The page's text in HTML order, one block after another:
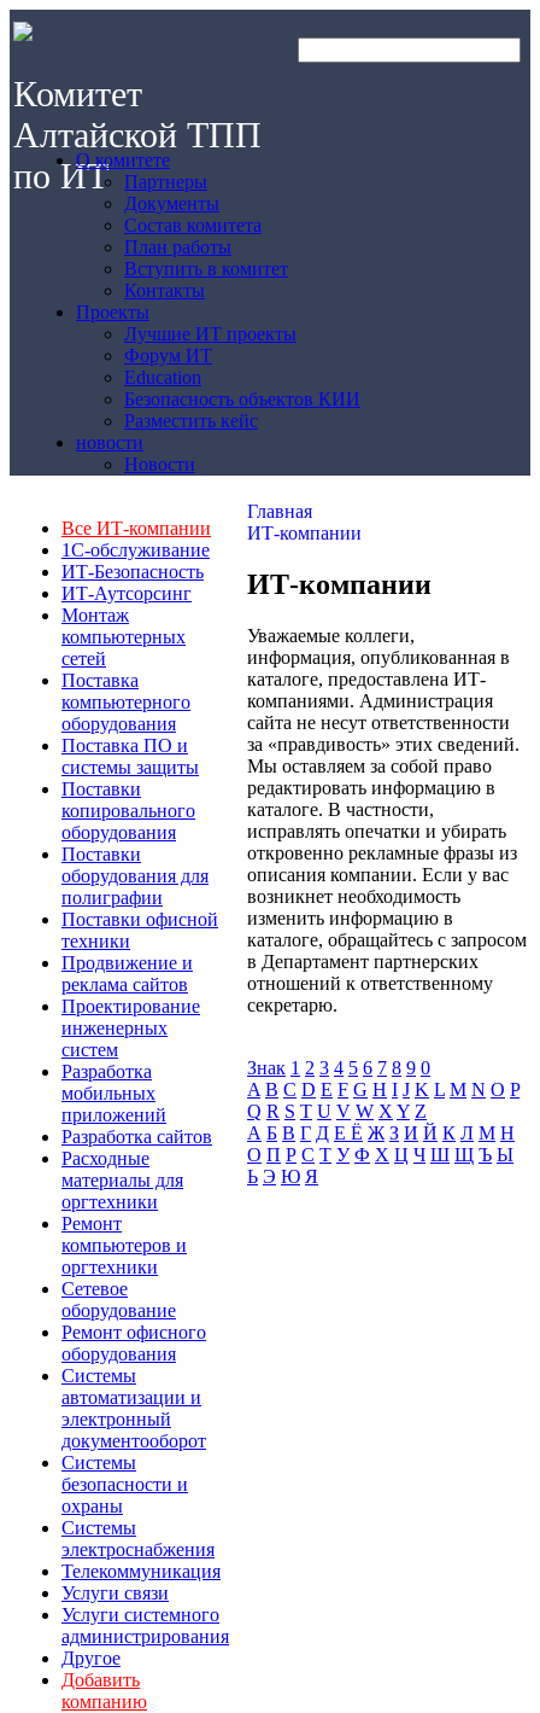
Комитет
Алтайской ТПП
по ИТО комитете
Партнеры
Документы
Состав комитета
План работы
Вступить в комитет
Контакты
Проекты
Лучшие ИТ проекты
Форум ИТ
Education
Безопасность объектов КИИ
Разместить кейс
новости
Новости
Все ИТ-компании
1С-обслуживание
ИТ-Безопасность
ИТ-Аутсорсинг
Монтаж
компьютерных
сетей
Поставка
компьютерного
оборудования
Поставка ПО и
системы защиты
Поставки
копировального
оборудования
Поставки
оборудования для
полиграфии
Поставки офисной
техники
Продвижение и
реклама сайтов
Проектирование
инженерных
систем
Разработка
мобильных
приложений
Разработка сайтов
Расходные
материалы для
оргтехники
Ремонт
компьютеров и
оргтехники
Сетевое
оборудование
Ремонт офисного
оборудования
Системы
автоматизации и
электронный
документооборот
Системы
безопасности и
охраны
Системы
электроснабжения
Телекоммуникация
Услуги связи
Услуги системного
администрирования
Другое
Добавить
компанию
Главная
ИТ-компании
ИТ-компании
Уважаемые коллеги,
информация, опубликованная в
каталоге, предоставлена ИТ-
компаниями. Администрация
сайта не несут ответственности
за «правдивость» этих сведений.
Мы оставляем за собой право
редактировать информацию в
каталоге. В частности,
исправлять опечатки и убирать
откровенно рекламные фразы из
описания компании. Если у вас
возникнет необходимость
изменить информацию в
каталоге, обращайтесь с запросом
в Департамент партнерских
отношений к ответственному
секретарю.
Знак 1 2 3 4 5 6 7 8 9 0
A B C D E F G H I J K L M N O P
Q R S T U V W X Y Z
А Б В Г Д Е Ё Ж З И Й К Л М Н
О П Р С Т У Ф Х Ц Ч Ш Щ Ъ Ы
Ь Э Ю Я